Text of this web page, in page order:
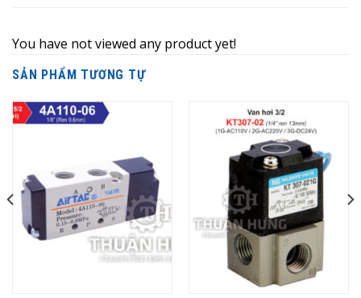
You have not viewed any product yet!
SẢN PHẨM TƯƠNG TỰ